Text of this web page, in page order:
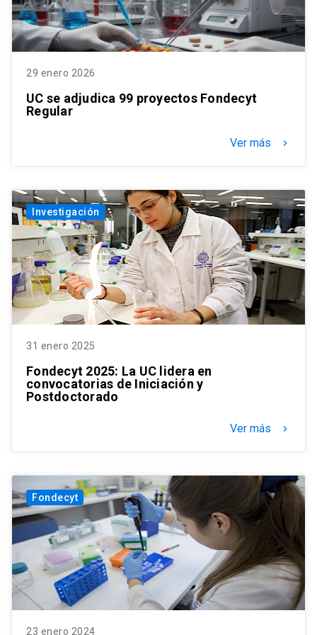
29 enero 2026
UC se adjudica 99 proyectos Fondecyt
Regular
Ver más keyboard_arrow_right
Investigación
31 enero 2025
Fondecyt 2025: La UC lidera en
convocatorias de Iniciación y
Postdoctorado
Ver más keyboard_arrow_right
Fondecyt
23 enero 2024